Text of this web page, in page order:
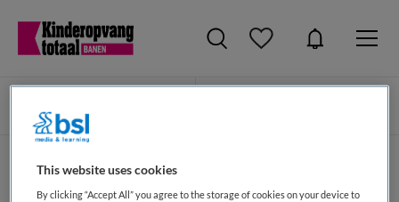
Kwaliteitsmanager vacatures (Kinderopvang)
This website uses cookies
By clicking “Accept All” you agree to the storage of cookies on your device to